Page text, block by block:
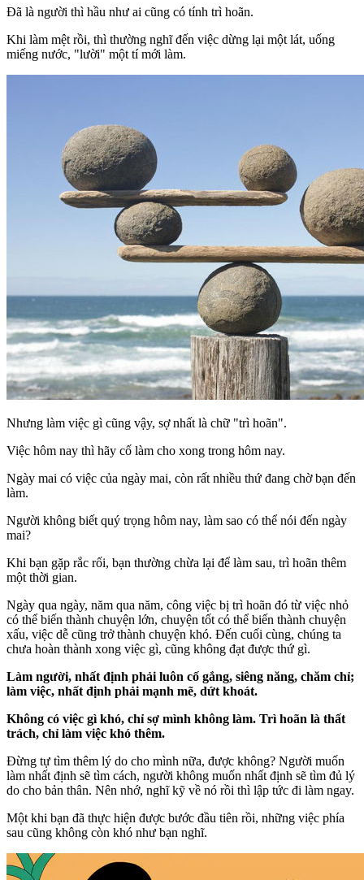
Đã là người thì hầu như ai cũng có tính trì hoãn.
Khi làm mệt rồi, thì thường nghĩ đến việc dừng lại một lát, uống
miếng nước, "lười" một tí mới làm.
Nhưng làm việc gì cũng vậy, sợ nhất là chữ "trì hoãn".
Việc hôm nay thì hãy cố làm cho xong trong hôm nay.
Ngày mai có việc của ngày mai, còn rất nhiều thứ đang chờ bạn đến
làm.
Người không biết quý trọng hôm nay, làm sao có thể nói đến ngày
mai?
Khi bạn gặp rắc rối, bạn thường chừa lại để làm sau, trì hoãn thêm
một thời gian.
Ngày qua ngày, năm qua năm, công việc bị trì hoãn đó từ việc nhỏ
có thể biến thành chuyện lớn, chuyện tốt có thể biến thành chuyện
xấu, việc dễ cũng trở thành chuyện khó. Đến cuối cùng, chúng ta
chưa hoàn thành xong việc gì, cũng không đạt được thứ gì.
Làm người, nhất định phải luôn cố gắng, siêng năng, chăm chỉ;
làm việc, nhất định phải mạnh mẽ, dứt khoát.
Không có việc gì khó, chỉ sợ mình không làm. Trì hoãn là thất
trách, chỉ làm việc khó thêm.
Đừng tự tìm thêm lý do cho mình nữa, được không? Người muốn
làm nhất định sẽ tìm cách, người không muốn nhất định sẽ tìm đủ lý
do cho bản thân. Nên nhớ, nghĩ kỹ về nó rồi thì lập tức đi làm ngay.
Một khi bạn đã thực hiện được bước đầu tiên rồi, những việc phía
sau cũng không còn khó như bạn nghĩ.